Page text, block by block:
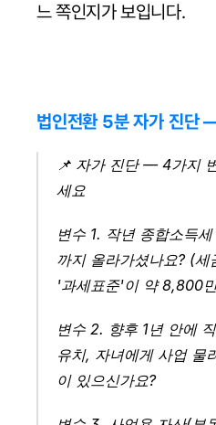
느 쪽인지가 보입니다.
법인전환 5분 자가 진단
📌 자가 진단 — 4가지
세요
변수 1. 작년 종합소득
까지 올라가셨나요? (세
'과세표준'이 약 8,800
변수 2. 향후 1년 안에
유치, 자녀에게 사업 물
이 있으신가요?